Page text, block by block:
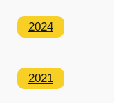
2024
2021